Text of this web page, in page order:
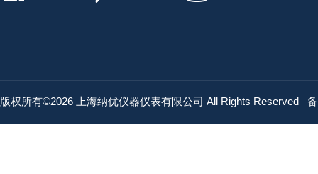
版权所有©2026 上海纳优仪器仪表有限公司 All Rights Reserved